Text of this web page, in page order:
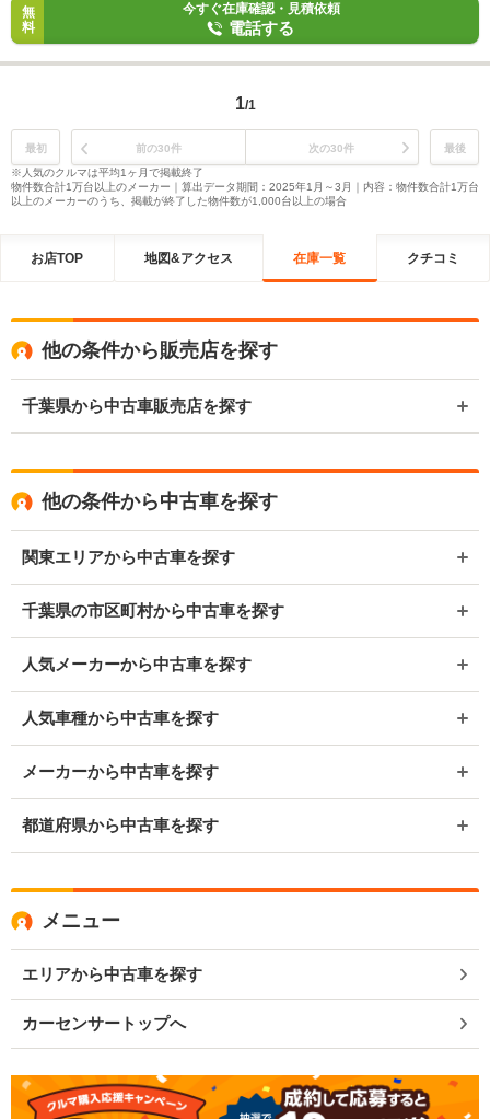
無
料
今すぐ在庫確認・見積依頼
電話する
1/1
最初 前の30件 次の30件
最後
※人気のクルマは平均1ヶ月で掲載終了
物件数合計1万台以上のメーカー｜算出データ期間：2025年1月～3月｜内容：物件数合計1万台
以上のメーカーのうち、掲載が終了した物件数が1,000台以上の場合
お店TOP 地図&アクセス 在庫一覧 クチコミ
他の条件から販売店を探す
千葉県から中古車販売店を探す
他の条件から中古車を探す
関東エリアから中古車を探す
千葉県の市区町村から中古車を探す
人気メーカーから中古車を探す
人気車種から中古車を探す
メーカーから中古車を探す
都道府県から中古車を探す
メニュー
エリアから中古車を探す
カーセンサートップへ